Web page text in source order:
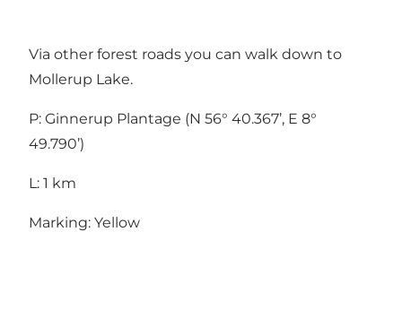
Via other forest roads you can walk down to
Mollerup Lake.
P: Ginnerup Plantage (N 56° 40.367’, E 8°
49.790’)
L: 1 km
Marking: Yellow